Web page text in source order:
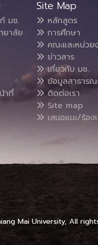
มช.
ยาลัย
าที่
Site Map
หลักสูตร
การศึกษา
คณะและหน่วย
ข่าวสาร
เกี่ยวกับ มช.
ข้อมูลสาธารณ
ติดต่อเรา
Site map
เสนอแนะ/ร้อง
Mai University, All